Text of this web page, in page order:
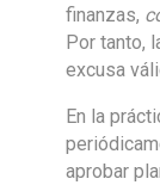
finanzas,
Por tanto,
excusa
En la
aprobar